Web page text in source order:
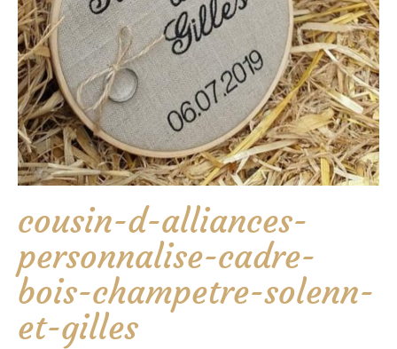
cousin-d-alliances-
personnalise-cadre-
bois-champetre-solenn-
et-gilles